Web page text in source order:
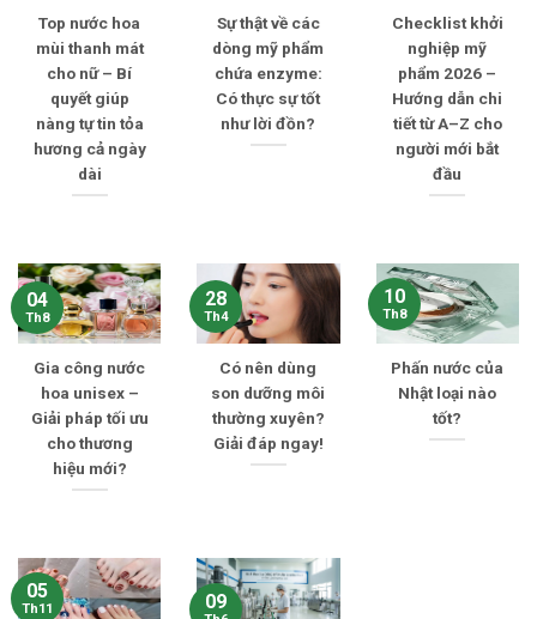
Top nước hoa
mùi thanh mát
cho nữ – Bí
quyết giúp
nàng tự tin tỏa
hương cả ngày
dài
Sự thật về các
dòng mỹ phẩm
chứa enzyme:
Có thực sự tốt
như lời đồn?
Checklist khởi
nghiệp mỹ
phẩm 2026 –
Hướng dẫn chi
tiết từ A–Z cho
người mới bắt
đầu
Gia công nước
hoa unisex –
Giải pháp tối ưu
cho thương
hiệu mới?
04
Th8
Có nên dùng
son dưỡng môi
thường xuyên?
Giải đáp ngay!
28
Th4
Phấn nước của
Nhật loại nào
tốt?
10
Th8
05
Th11 09